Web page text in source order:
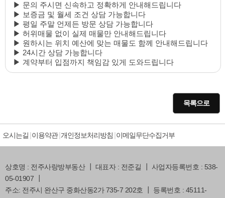
▶ 문의 주시면 신속하고 정확하게 안내해드립니다
▶ 보증금 및 월세 조건 상담 가능합니다
▶ 평일 주말 언제든 방문 상담 가능합니다
▶ 허위매물 없이 실제 매물만 안내해드립니다
▶ 원하시는 위치 예산에 맞는 매물도 함께 안내해드립니다
▶ 24시간 상담 가능합니다
▶ 계약부터 입점까지 책임감 있게 도와드립니다
목록으로
오시는길 이용약관 개인정보처리방침 이메일무단수집거부
상호명 : 전주사랑방부동산 ┃ 대표자 : 전준길 ┃ 사업자등록번호 : 538-
05-01907 ┃
주소: 전주시 완산구 중화산동2가 735-7 202호 ┃ 등록번호 : 45111-